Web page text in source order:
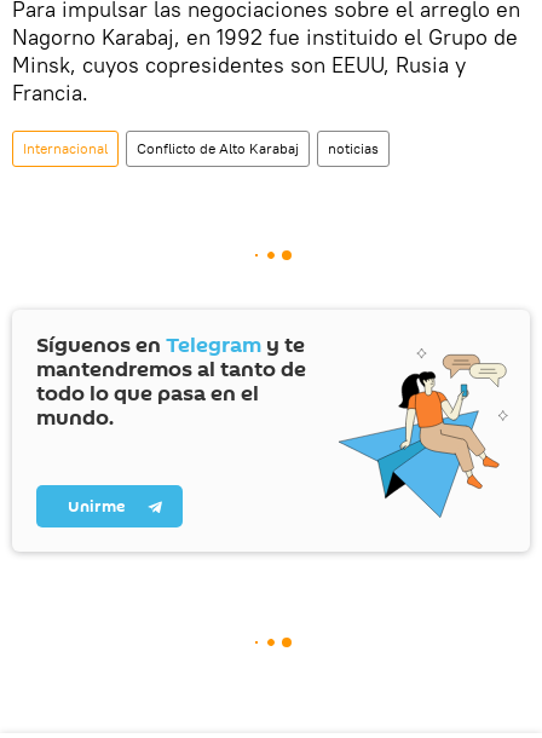
Para impulsar las negociaciones sobre el arreglo en
Nagorno Karabaj, en 1992 fue instituido el Grupo de
Minsk, cuyos copresidentes son EEUU, Rusia y
Francia.
Internacional Conflicto de Alto Karabaj noticias
Síguenos en Telegram y te
mantendremos al tanto de
todo lo que pasa en el
mundo.
Unirme